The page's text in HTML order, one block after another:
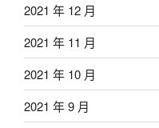
2021 年 12 月
2021 年 11 月
2021 年 10 月
2021 年 9 月